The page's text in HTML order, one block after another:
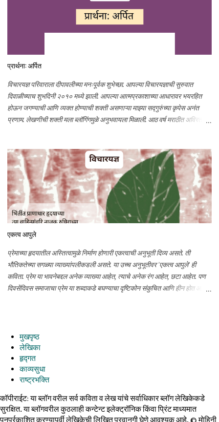
प्रार्थना: अर्पित
विचारयज्ञ परिवाराला दीपावलीच्या मनःपूर्वक शुभेच्छा. आपल्या विचारयज्ञाची सुरुवात
दिवाळीच्याच शुभदिनी २०१० मध्ये झाली. आपल्या आत्मप्रकाशाच्या आधारावर भयरहित
होऊन जगण्याची आणि व्यक्त होण्याची शक्ती असणाऱ्या माझ्या सद्गुरुंच्या कृपेस अनंत
प्रणाम. लेखणीची शक्ती मला ब्लॉगिंगमुळे अनुभवायला मिळाली. आठ वर्ष मराठीत अविरत
मला आपलेपणाने मार्गदर्शन केले, प्रोत्साहन दिले त्याबद्दल मनापासून आभार. विचारयज्ञावर
आपले प्रेम सतत वाढत राहो हीच प्रार्थना. आज दिवाळी आणि विचारयज्ञाचा जन्मदिन
असा दुहेरी आनंद साजरा करण्यासाठी, जी व्यक्ती माझी प्रेरणा आहे, ज्या व्यक्तिला समर्पित
स्तोत्राने माझ्या आयुष्यात लेखनाची अनमोल भेट आली त्या प्रभू रामचंद्रांस आज प्रार्थना
करीत आहे.
एकत्व आपुले
प्रेमाच्या हृदयातील अस्तित्वामुळे निर्माण होणारी एकत्वाची अनुभूती दिव्य असते. ती
भौतिकतेच्या सगळ्या व्याख्यांपलीकडली असते. या उच्च अनुभूतीवर 'एकत्व आपुले' ही
कविता. प्रेम या भावनेबद्दल अनेक व्याख्या आहेत, त्याचे अनेक रंग आहेत, छटा आहेत. पण
दिवसेंदिवस समाजाचा प्रेम या शब्दाकडे बघण्याचा दृष्टिकोन संकुचित आणि हीन होत आहे.
मुखपृष्ठ
लेखिका
हृद्गत
काव्यसुधा
राष्ट्रभक्ति
कॉपीराईट: या ब्लॉग वरील सर्व कविता व लेख यांचे सर्वाधिकार ब्लॉग लेखिकेकडे
सुरक्षित. या ब्लॉगवरील कुठलाही कन्टेन्ट इलेक्ट्रॉनिक किंवा प्रिंट माध्यमात